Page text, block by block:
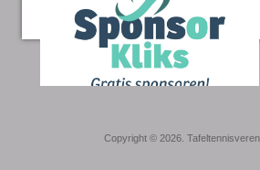
Twitter
Copyright © 2026.